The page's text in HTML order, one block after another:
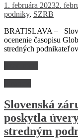
1. februára 20232.
podniky, SZRB
BRATISLAVA –
ocenenie časopisu
stredných podnikateľov
Slovenská
poskytla
stredným